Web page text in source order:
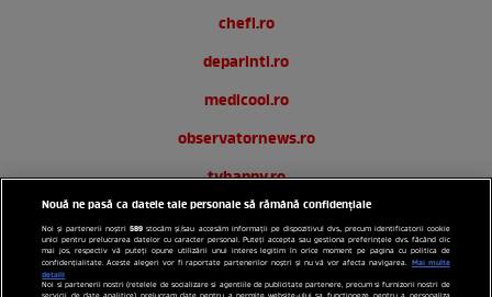
chefi.ro
deparinti.ro
medicool.ro
observatornews.ro
tvhappy.ro
useit.ro
zutv.ro
Nouă ne pasă ca datele tale personale să rămână confidențiale
Noi și partenerii noștri589 stocăm și/sau accesăm informații pe dispozitivul dvs., precum identificatorii cookie
unici pentru prelucrarea datelor cu caracter personal. Puteți accepta sau gestiona preferințele dvs. făcând clic
mai jos, respectiv vă puteți opune utilizării unui interes legitim în orice moment pe pagina cu politica de
confidențialitate. Aceste alegeri vor fi raportate partenerilor noștri și nu vă vor afecta navigarea. Mai multe
detalii
Noi si partenerii nostri (retelele de socializare si agentiile de publicitate partenere, precum si furnizorii nostri de